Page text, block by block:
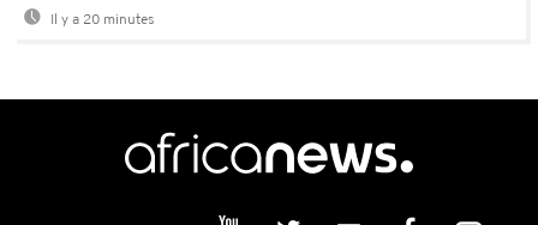
Il y a 20 minutes